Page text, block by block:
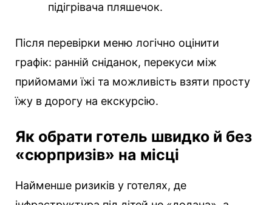
підігрівача пляшечок.
Після перевірки меню логічно оцінити
графік: ранній сніданок, перекуси між
прийомами їжі та можливість взяти просту
їжу в дорогу на екскурсію.
Як обрати готель швидко й без
«сюрпризів» на місці
Найменше ризиків у готелях, де